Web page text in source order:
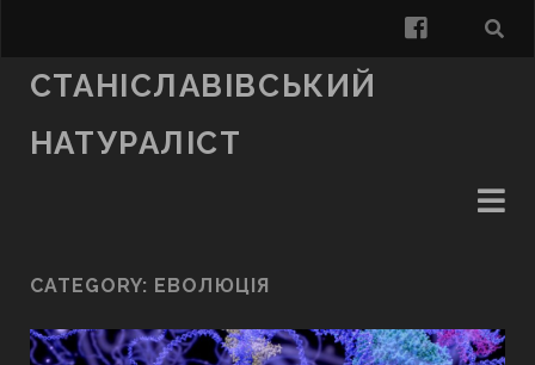
facebook
СТАНІСЛАВІВСЬКИЙ
НАТУРАЛІСТ
CATEGORY: ЕВОЛЮЦІЯ